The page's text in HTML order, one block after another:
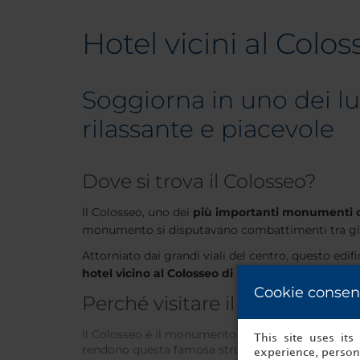
Hotel vicini al
Soggiorna in uno dei
rilassante e piacevole
Dove si trova il Colosseo?
Il Colosseo, uno dei più importanti monumenti
monumento si disputavano combattimenti tra
Attorniato dai grandi viali del centro, questo
hotel vicino al Colosseo di Roma
Perché visitare il Colosseo?
Il Colosseo è il monumento più iconico d'Italia e
rendono questa famosa struttura così speciale.
Cookie
This site uses its
experience,